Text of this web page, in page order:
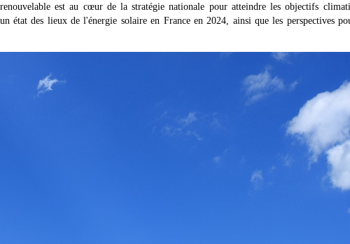
est au cœur de la stratégie nationale pour atteindre les objectifs
état des lieux de l'énergie solaire en France en 2024, ainsi que les perspectives